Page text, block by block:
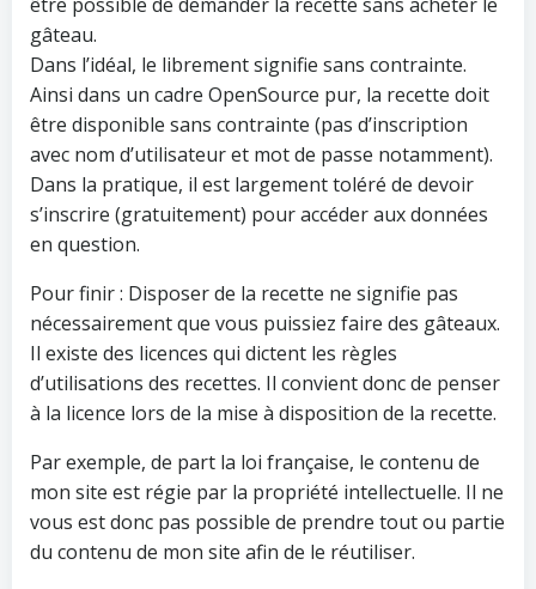
gâteau.
Dans l’idéal, le librement signifie sans contrainte.
Ainsi dans un cadre OpenSource pur, la recette doit
être disponible sans contrainte (pas d’inscription
avec nom d’utilisateur et mot de passe notamment).
Dans la pratique, il est largement toléré de devoir
s’inscrire (gratuitement) pour accéder aux données
en question.
Pour finir : Disposer de la recette ne signifie pas
nécessairement que vous puissiez faire des gâteaux.
Il existe des licences qui dictent les règles
d’utilisations des recettes. Il convient donc de penser
à la licence lors de la mise à disposition de la recette.
Par exemple, de part la loi française, le contenu de
mon site est régie par la propriété intellectuelle. Il ne
vous est donc pas possible de prendre tout ou partie
du contenu de mon site afin de le réutiliser.